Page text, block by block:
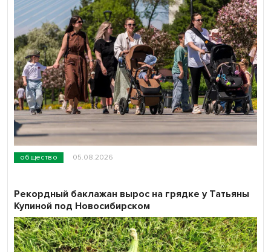
общество 05.08.2026
Рекордный баклажан вырос на грядке у Татьяны
Купиной под Новосибирском